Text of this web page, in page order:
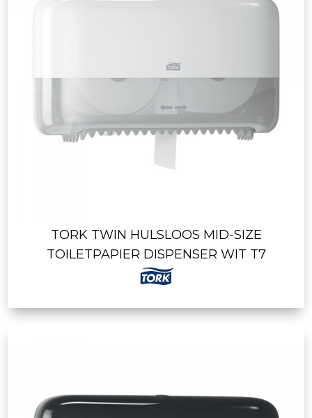
TORK TWIN HULSLOOS MID-SIZE
TOILETPAPIER DISPENSER WIT T7